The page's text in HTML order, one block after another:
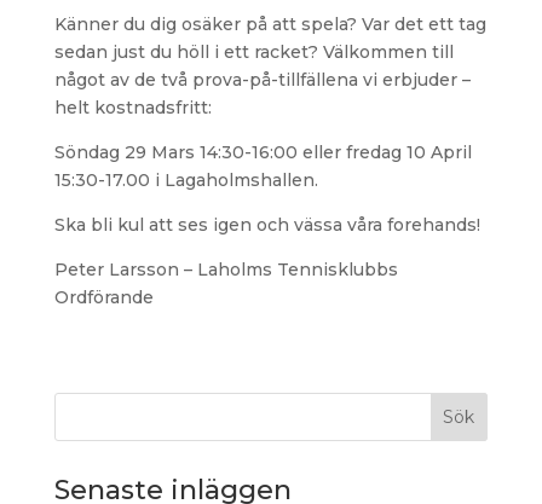
Känner du dig osäker på att spela? Var det ett tag
sedan just du höll i ett racket? Välkommen till
något av de två prova-på-tillfällena vi erbjuder –
helt kostnadsfritt:
Söndag 29 Mars 14:30-16:00 eller fredag 10 April
15:30-17.00 i Lagaholmshallen.
Ska bli kul att ses igen och vässa våra forehands!
Peter Larsson – Laholms Tennisklubbs
Ordförande
Sök
Senaste inläggen